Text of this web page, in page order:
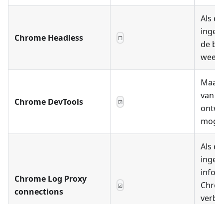
Chrome Headless ☐
Als
de
Chrome DevTools ☑
van
Chrome Log Proxy
connections
☑
Als